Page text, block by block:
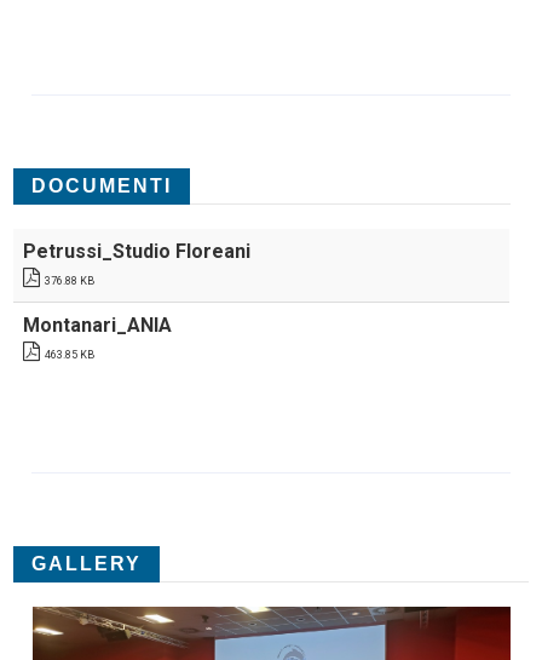
DOCUMENTI
Petrussi_Studio Floreani
376.88 KB
Montanari_ANIA
463.85 KB
GALLERY